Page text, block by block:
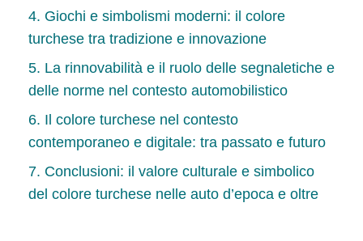
4. Giochi e simbolismi moderni: il colore
turchese tra tradizione e innovazione
5. La rinnovabilità e il ruolo delle segnaletiche e
delle norme nel contesto automobilistico
6. Il colore turchese nel contesto
contemporaneo e digitale: tra passato e futuro
7. Conclusioni: il valore culturale e simbolico
del colore turchese nelle auto d’epoca e oltre